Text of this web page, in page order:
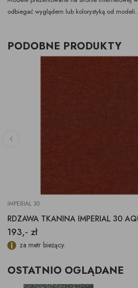
odbiegać wyglądem lub kolorystyką od
PODOBNE PRODUKTY
IMPERIAL 30
RDZAWA TKANINA IMPERIAL 30
193,- zł
za metr bieżący.
OSTATNIO OGLĄDANE